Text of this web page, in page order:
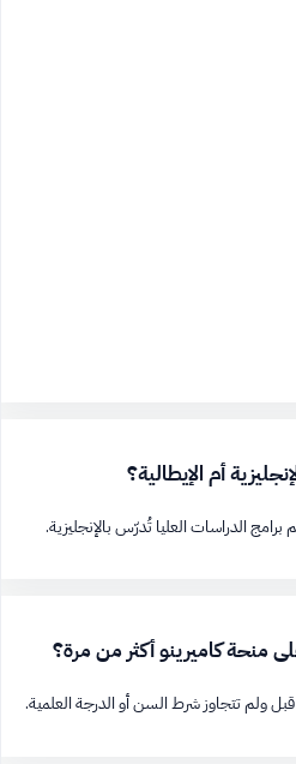
أم الإيطالية؟
الدراسات العليا تُدرّس بالإنجليزية.
منحة كاميرينو أكثر من مرة؟
ولم تتجاوز شرط السن أو الدرجة العلمية.